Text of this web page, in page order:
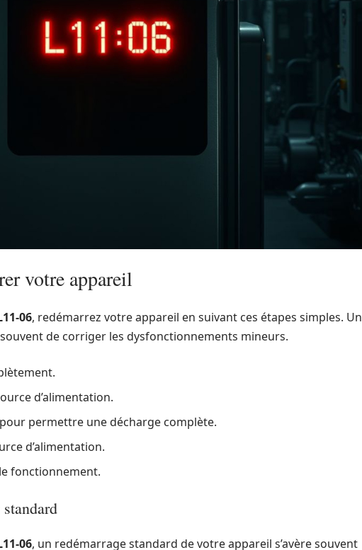
votre appareil
06, redémarrez votre appareil en suivant ces étapes simples. Un
de corriger les dysfonctionnements mineurs.
d’alimentation.
permettre une décharge complète.
d’alimentation.
fonctionnement.
06, un redémarrage standard de votre appareil s’avère souvent